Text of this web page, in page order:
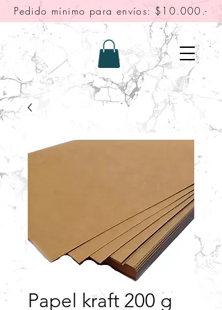
Pedido mínimo para envíos: $10.000.-
Papel kraft 200 g